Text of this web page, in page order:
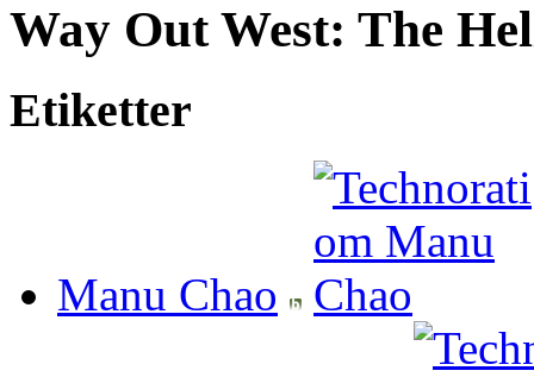
Way Out West: The
Etiketter
Manu Chao